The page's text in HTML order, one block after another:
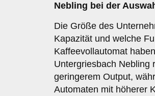
Nebling bei der
Die Größe des
Kapazität und welche
Kaffeevollautomat
Untergriesbach Nebling
geringerem Output,
Automaten mit höherer